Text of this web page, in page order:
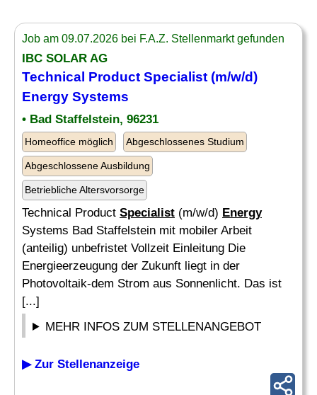
Job am 09.07.2026 bei F.A.Z. Stellenmarkt gefunden
IBC SOLAR AG
Technical Product Specialist (m/w/d)
Energy Systems
• Bad Staffelstein, 96231
Homeoffice möglich Abgeschlossenes Studium
Abgeschlossene Ausbildung
Betriebliche Altersvorsorge
Technical Product Specialist (m/w/d) Energy
Systems Bad Staffelstein mit mobiler Arbeit
(anteilig) unbefristet Vollzeit Einleitung Die
Energieerzeugung der Zukunft liegt in der
Photovoltaik-dem Strom aus Sonnenlicht. Das ist
[...]
MEHR INFOS ZUM STELLENANGEBOT
▶ Zur Stellenanzeige